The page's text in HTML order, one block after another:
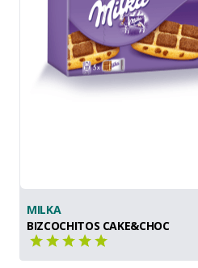
MILKA
BIZCOCHITOS CAKE&CHOC